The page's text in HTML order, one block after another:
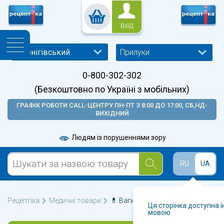
ВХІД
Прилуки
0-800-302-302
(Безкоштовно по Україні з мобільних)
ГРАФІК РОБОТИ CALL-ЦЕНТРУ ПН-ПТ З 8:00 ДО 17:00, СБ,НД-
ВИХІДНИЙ
Людям із порушеннями зору
RU UA
Ця сторінка доступна
мовою
Рецептіка Медичні товари 💊 Ваги у Прилуках 🩺